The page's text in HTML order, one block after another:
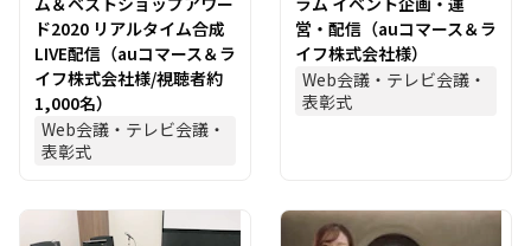
ド2020 リアルタイム合成
LIVE配信（auコマース＆ラ
イフ株式会社様/視聴者約
1,000名）
Web会議・テレビ会議・
表彰式
営・配信（auコマース＆ラ
イフ株式会社様）
Web会議・テレビ会議・
表彰式